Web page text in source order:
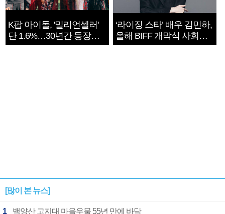
K팝 아이돌, '밀리언셀러'
단 1.6%…30년간 등장
1182개팀 전수조사
‘라이징 스타’ 배우 김민하,
올해 BIFF 개막식 사회자
확정
[많이 본 뉴스]
1 백양산 고지대 마을우물 55년 만에 바닥